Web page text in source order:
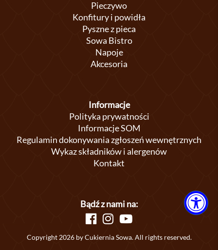
Pieczywo
Konfitury i powidła
Pyszne z pieca
Sowa Bistro
Napoje
Akcesoria
Informacje
Polityka prywatności
Informacje SOM
Regulamin dokonywania zgłoszeń wewnętrznych
Wykaz składników i alergenów
Kontakt
Bądź z nami na:
Copyright 2026 by Cukiernia Sowa. All rights reserved.